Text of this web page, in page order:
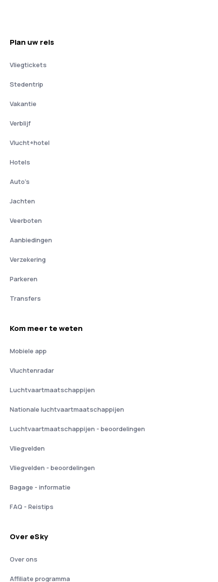
Plan uw reis
Vliegtickets
Stedentrip
Vakantie
Verblijf
Vlucht+hotel
Hotels
Auto's
Jachten
Veerboten
Aanbiedingen
Verzekering
Parkeren
Transfers
Kom meer te weten
Mobiele app
Vluchtenradar
Luchtvaartmaatschappijen
Nationale luchtvaartmaatschappijen
Luchtvaartmaatschappijen - beoordelingen
Vliegvelden
Vliegvelden - beoordelingen
Bagage - informatie
FAQ - Reistips
Over eSky
Over ons
Affiliate programma